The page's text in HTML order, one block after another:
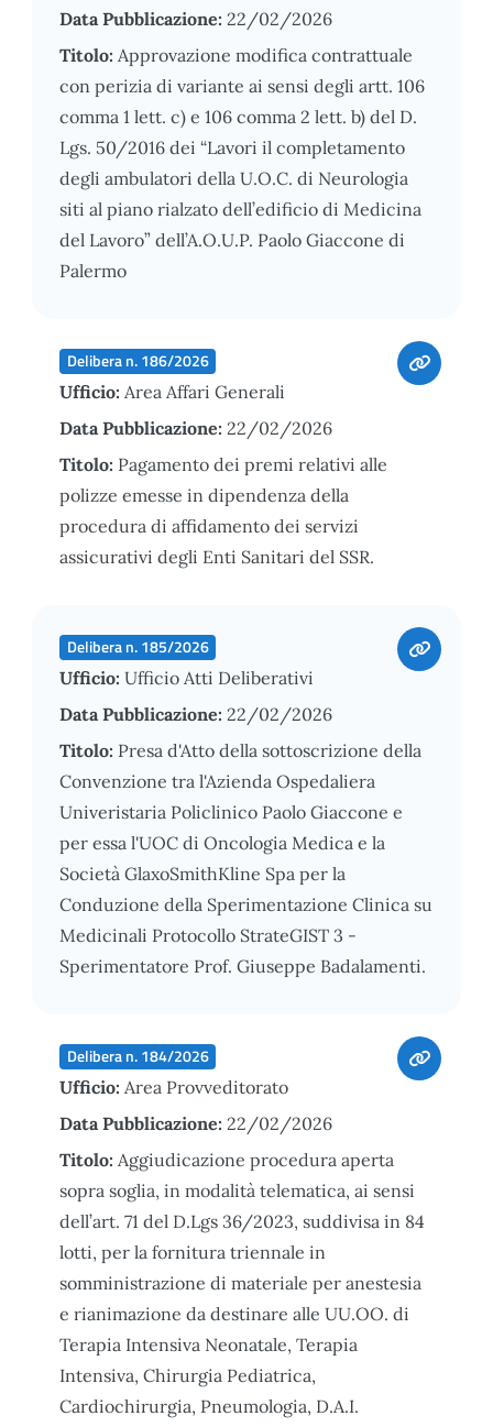
Data Pubblicazione: 22/02/2026
Titolo: Approvazione modifica contrattuale
con perizia di variante ai sensi degli artt. 106
comma 1 lett. c) e 106 comma 2 lett. b) del D.
Lgs. 50/2016 dei “Lavori il completamento
degli ambulatori della U.O.C. di Neurologia
siti al piano rialzato dell’edificio di Medicina
del Lavoro” dell’A.O.U.P. Paolo Giaccone di
Palermo
Delibera n. 186/2026
Ufficio: Area Affari Generali
Data Pubblicazione: 22/02/2026
Titolo: Pagamento dei premi relativi alle
polizze emesse in dipendenza della
procedura di affidamento dei servizi
assicurativi degli Enti Sanitari del SSR.
Delibera n. 185/2026
Ufficio: Ufficio Atti Deliberativi
Data Pubblicazione: 22/02/2026
Titolo: Presa d'Atto della sottoscrizione della
Convenzione tra l'Azienda Ospedaliera
Univeristaria Policlinico Paolo Giaccone e
per essa l'UOC di Oncologia Medica e la
Società GlaxoSmithKline Spa per la
Conduzione della Sperimentazione Clinica su
Medicinali Protocollo StrateGIST 3 -
Sperimentatore Prof. Giuseppe Badalamenti.
Delibera n. 184/2026
Ufficio: Area Provveditorato
Data Pubblicazione: 22/02/2026
Titolo: Aggiudicazione procedura aperta
sopra soglia, in modalità telematica, ai sensi
dell’art. 71 del D.Lgs 36/2023, suddivisa in 84
lotti, per la fornitura triennale in
somministrazione di materiale per anestesia
e rianimazione da destinare alle UU.OO. di
Terapia Intensiva Neonatale, Terapia
Intensiva, Chirurgia Pediatrica,
Cardiochirurgia, Pneumologia, D.A.I.